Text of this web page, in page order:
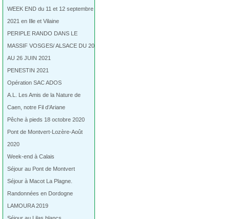
WEEK END du 11 et 12 septembre
2021 en Ille et Vilaine
PERIPLE RANDO DANS LE
MASSIF VOSGES/ ALSACE DU 20
AU 26 JUIN 2021
PENESTIN 2021
Opération SAC ADOS
A.L. Les Amis de la Nature de
Caen, notre Fil d’Ariane
Pêche à pieds 18 octobre 2020
Pont de Montvert-Lozère-Août
2020
Week-end à Calais
Séjour au Pont de Montvert
Séjour à Macot La Plagne.
Randonnées en Dordogne
LAMOURA 2019